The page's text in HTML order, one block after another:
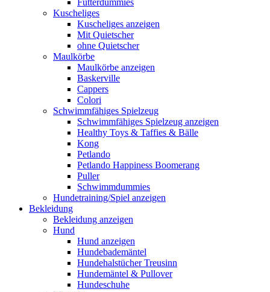
Futterdummies
Kuscheliges
Kuscheliges anzeigen
Mit Quietscher
ohne Quietscher
Maulkörbe
Maulkörbe anzeigen
Baskerville
Cappers
Colori
Schwimmfähiges Spielzeug
Schwimmfähiges Spielzeug anzeigen
Healthy Toys & Taffies & Bälle
Kong
Petlando
Petlando Happiness Boomerang
Puller
Schwimmdummies
Hundetraining/Spiel anzeigen
Bekleidung
Bekleidung anzeigen
Hund
Hund anzeigen
Hundebademäntel
Hundehalstücher Treusinn
Hundemäntel & Pullover
Hundeschuhe